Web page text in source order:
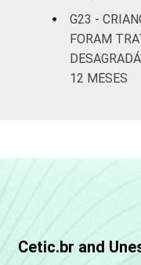
G23 -
FORAM
12 MESES
Cetic.br and